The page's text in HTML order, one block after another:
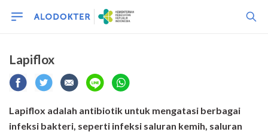
Lapiflox
Lapiflox adalah antibiotik untuk mengatasi berbagai
infeksi bakteri, seperti infeksi saluran kemih, saluran